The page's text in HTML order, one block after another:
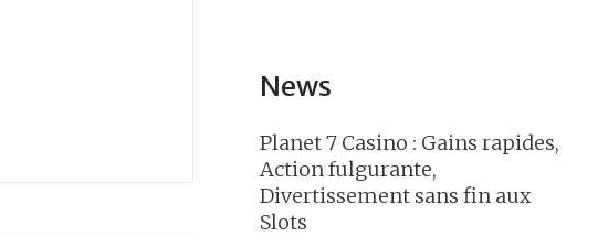
News
Planet 7 Casino : Gains rapides,
Action fulgurante,
Divertissement sans fin aux
Slots